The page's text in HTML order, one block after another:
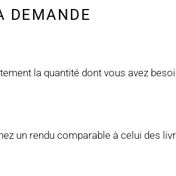
DEMANDE
la quantité dont vous avez
un rendu comparable à celui des